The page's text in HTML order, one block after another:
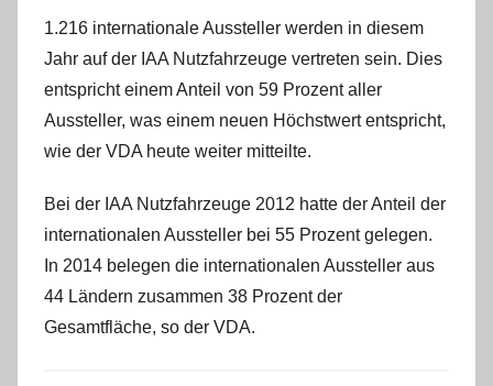
1.216 internationale Aussteller werden in diesem
Jahr auf der IAA Nutzfahrzeuge vertreten sein. Dies
entspricht einem Anteil von 59 Prozent aller
Aussteller, was einem neuen Höchstwert entspricht,
wie der VDA heute weiter mitteilte.
Bei der IAA Nutzfahrzeuge 2012 hatte der Anteil der
internationalen Aussteller bei 55 Prozent gelegen.
In 2014 belegen die internationalen Aussteller aus
44 Ländern zusammen 38 Prozent der
Gesamtfläche, so der VDA.